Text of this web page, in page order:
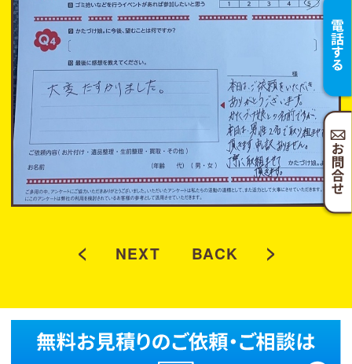
< NEXT BACK >